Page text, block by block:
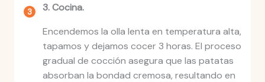
3. Cocina.
Encendemos la olla lenta en temperatura alta,
tapamos y dejamos cocer 3 horas. El proceso
gradual de cocción asegura que las patatas
absorban la bondad cremosa, resultando en